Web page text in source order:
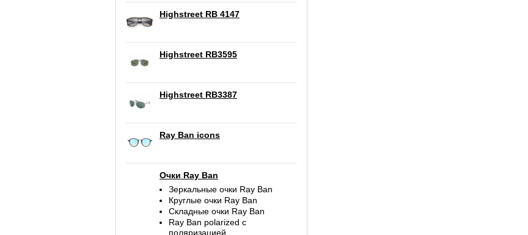
Highstreet RB 4147
Highstreet RB3595
Highstreet RB3387
Ray Ban icons
Очки Ray Ban
Зеркальные очки Ray Ban
Круглые очки Ray Ban
Складные очки Ray Ban
Ray Ban polarized c
поляризацией